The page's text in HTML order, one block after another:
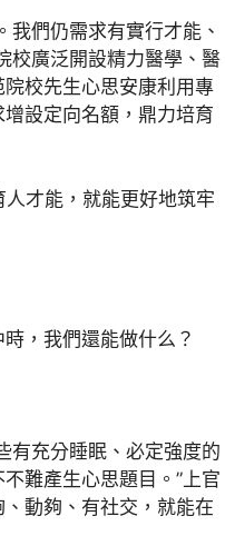
們仍需求有實行才能、
校廣泛開設精力醫學、醫
校先生心思安康利用專
設定向名額，鼎力培育
人才能，就能更好地筑牢
，我們還能做什么？
有充分睡眠、必定強度的
難產生心思題目。”上官
動夠、有社交，就能在